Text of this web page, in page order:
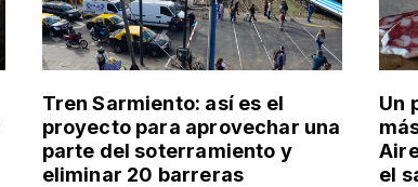
Tren Sarmiento: así es el
proyecto para aprovechar una
parte del soterramiento y
eliminar 20 barreras
Un
el